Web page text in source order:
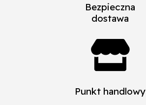
Bezpieczna
dostawa

Punkt handlowy